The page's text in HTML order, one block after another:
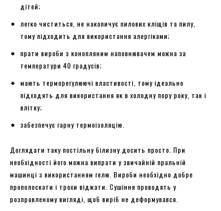
дітей;
легко чиститься, не накопичує пилових кліщів та пилу,
тому підходить для використання алергіками;
прати вироби з конопляним наповнювачем можна за
температури 40 градусів;
мають терморегулюючі властивості, тому ідеально
підходять для використання як в холодну пору року, так і
влітку;
забезпечує гарну термоізоляцію.
Доглядати таку постільну білизну досить просто. При
необхідності його можна випрати у звичайній пральній
машинці з використанням гелю. Вироби необхідно добре
прополоскати і трохи віджати. Сушіння проводять у
розправленому вигляді, щоб виріб не деформувався.